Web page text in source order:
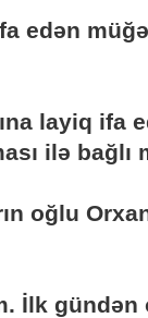
edən
layiq
ilə bağlı
oğlu
İlk